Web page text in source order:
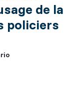
de la
policiers